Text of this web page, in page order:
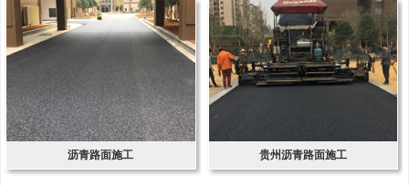
沥青路面施工 贵州沥青路面施工